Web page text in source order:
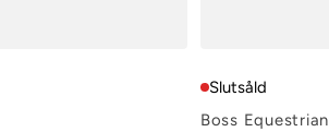
Slutsåld
Boss Equestrian